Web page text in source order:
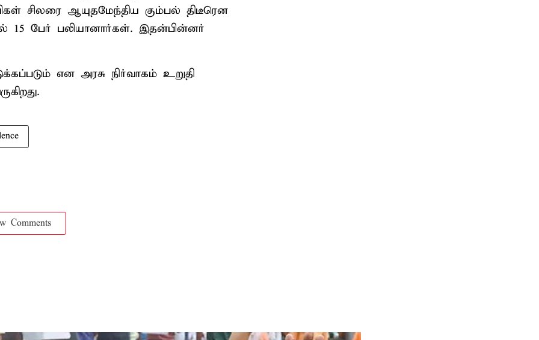
சிலரை ஆயுதமேந்திய கும்பல் திடீரென
15 பேர் பலியானார்கள். இதன்பின்னர்
என அரசு நிர்வாகம் உறுதி
Comments